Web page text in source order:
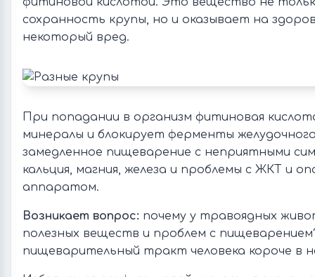
сохранность крупы, но и оказывает на
некоторый вред.
При попадании в организм фитиновая
минералы и блокирует ферменты
замедленное пищеварение с неприятными
кальция, магния, железа и проблемы с ЖКТ и
аппаратом.
Возникает вопрос: почему у травоядных
полезных веществ и проблем с
пищеварительный тракт человека короче в